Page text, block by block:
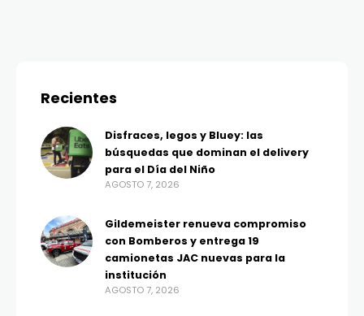
Recientes
Disfraces, legos y Bluey: las
búsquedas que dominan el delivery
para el Día del Niño
AGOSTO 7, 2026
Gildemeister renueva compromiso
con Bomberos y entrega 19
camionetas JAC nuevas para la
institución
AGOSTO 7, 2026